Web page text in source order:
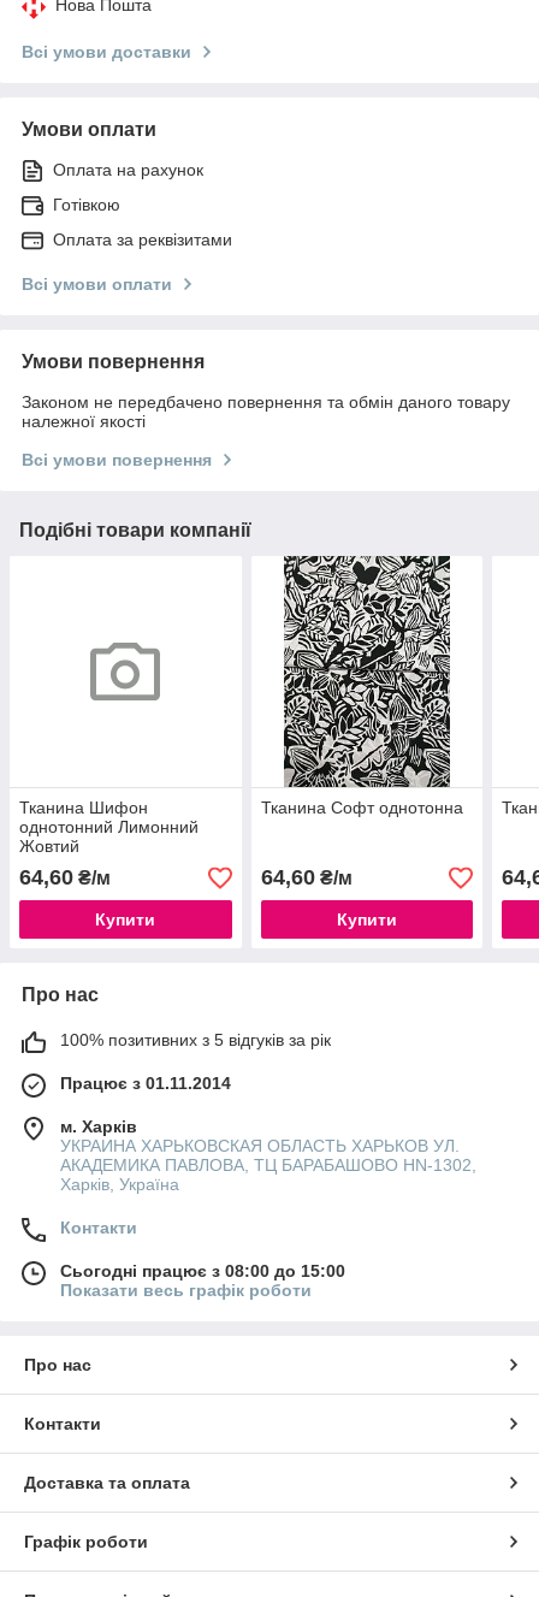
Нова Пошта
Всі умови доставки
Умови оплати
Оплата на рахунок
Готівкою
Оплата за реквізитами
Всі умови оплати
Умови повернення
Законом не передбачено повернення та обмін даного товару
належної якості
Всі умови повернення
Подібні товари компанії
Тканина Шифон
однотонний Лимонний
Жовтий
64,60 ₴/м
Купити
Тканина Софт однотонна
64,60₴/м
Купити
Про нас
100% позитивних з 5 відгуків за рік
Працює з 01.11.2014
м. Харків
УКРАИНА ХАРЬКОВСКАЯ ОБЛАСТЬ ХАРЬКОВ УЛ.
АКАДЕМИКА ПАВЛОВА, ТЦ БАРАБАШОВО HN-1302,
Харків, Україна
Контакти
Сьогодні працює з 08:00 до 15:00
Показати весь графік роботи
Про нас
Контакти
Доставка та оплата
Графік роботи